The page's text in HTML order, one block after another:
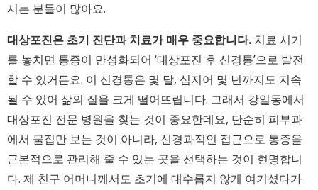
시는 분들이 많아요.
대상포진은 초기 진단과 치료가 매우 중요합니다. 치료 시기
를 놓치면 통증이 만성화되어 ‘대상포진 후 신경통’으로 발전
할 수 있거든요. 이 신경통은 몇 달, 심지어 몇 년까지도 지속
될 수 있어 삶의 질을 크게 떨어뜨립니다. 그래서 강일동에서
대상포진 전문 병원을 찾는 것이 중요한데요, 단순히 피부과
에서 물집만 보는 것이 아니라, 신경과적인 접근으로 통증을
근본적으로 관리해 줄 수 있는 곳을 선택하는 것이 현명합니
다. 제 친구 어머니께서도 초기에 대수롭지 않게 여기셨다가